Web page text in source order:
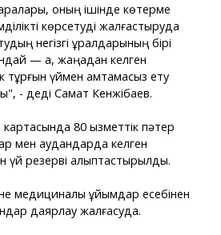
оның ішінде көтерме
көрсетуді жалғастыруда
негізгі құралдарының бірі
— ақ, жаңадан келген
тұрғын үймен қамтамасыз ету
- деді Самат Кенжібаев.
80 қызметтік пәтер
мен аудандарда келген
үй резерві қалыптастырылды.
медициналық ұйымдар есебінен
даярлау жалғасуда.